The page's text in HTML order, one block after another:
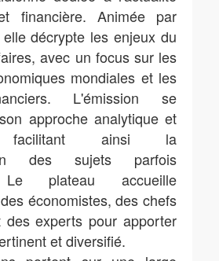
financière. Animée par
décrypte les enjeux du
avec un focus sur les
mondiales et les
L'émission se
approche analytique et
facilitant ainsi la
des sujets parfois
Le plateau accueille
économistes, des chefs
des experts pour apporter
et diversifié.